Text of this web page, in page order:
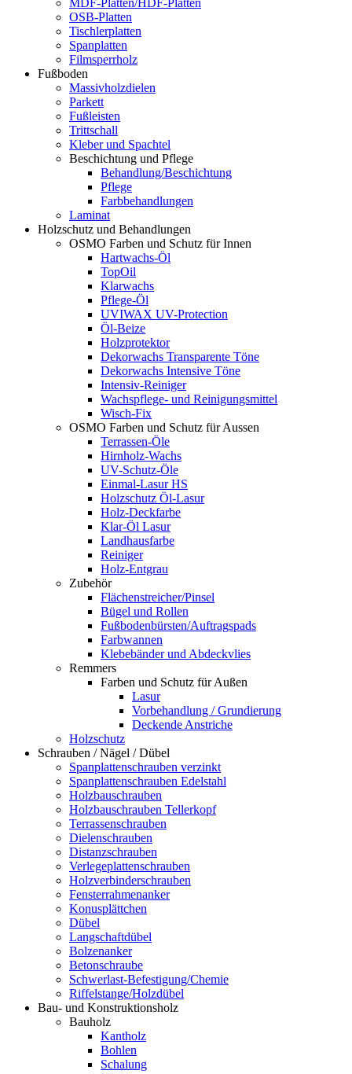
MDF-Platten/HDF-Platten
OSB-Platten
Tischlerplatten
Spanplatten
Filmsperrholz
Fußboden
Massivholzdielen
Parkett
Fußleisten
Trittschall
Kleber und Spachtel
Beschichtung und Pflege
Behandlung/Beschichtung
Pflege
Farbbehandlungen
Laminat
Holzschutz und Behandlungen
OSMO Farben und Schutz für Innen
Hartwachs-Öl
TopOil
Klarwachs
Pflege-Öl
UVIWAX UV-Protection
Öl-Beize
Holzprotektor
Dekorwachs Transparente Töne
Dekorwachs Intensive Töne
Intensiv-Reiniger
Wachspflege- und Reinigungsmittel
Wisch-Fix
OSMO Farben und Schutz für Aussen
Terrassen-Öle
Hirnholz-Wachs
UV-Schutz-Öle
Einmal-Lasur HS
Holzschutz Öl-Lasur
Holz-Deckfarbe
Klar-Öl Lasur
Landhausfarbe
Reiniger
Holz-Entgrau
Zubehör
Flächenstreicher/Pinsel
Bügel und Rollen
Fußbodenbürsten/Auftragspads
Farbwannen
Klebebänder und Abdeckvlies
Remmers
Farben und Schutz für Außen
Lasur
Vorbehandlung / Grundierung
Deckende Anstriche
Holzschutz
Schrauben / Nägel / Dübel
Spanplattenschrauben verzinkt
Spanplattenschrauben Edelstahl
Holzbauschrauben
Holzbauschrauben Tellerkopf
Terrassenschrauben
Dielenschrauben
Distanzschrauben
Verlegeplattenschrauben
Holzverbinderschrauben
Fensterrahmenanker
Konusplättchen
Dübel
Langschaftdübel
Bolzenanker
Betonschraube
Schwerlast-Befestigung/Chemie
Riffelstange/Holzdübel
Bau- und Konstruktionsholz
Bauholz
Kantholz
Bohlen
Schalung